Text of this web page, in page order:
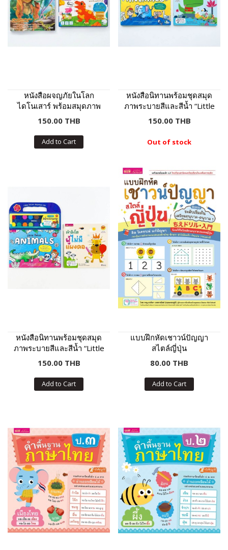
หนังสือผจญภัยในโลก
ไดโนเสาร์ พร้อมสมุดภาพ
และดินเบาปั้นแปะ
Dinosaurs : ภาพไดโนเสาร์
8 ฉาก 11 ตัว ดินเบา 8 สี
150.00 THB
Add to Cart
หนังสือนิทานพร้อมชุดสมุด
ภาพระบายสีและสีน้ำ “Little
Artist : Animals” ปกเหลือง
150.00 THB
Out of stock
หนังสือนิทานพร้อมชุดสมุด
ภาพระบายสีและสีน้ำ “Little
Artist : Animals” ปกฟ้า
150.00 THB
Add to Cart
แบบฝึกหัดเชาวน์ปัญญา
สไตล์ญี่ปุ่น
80.00 THB
Add to Cart